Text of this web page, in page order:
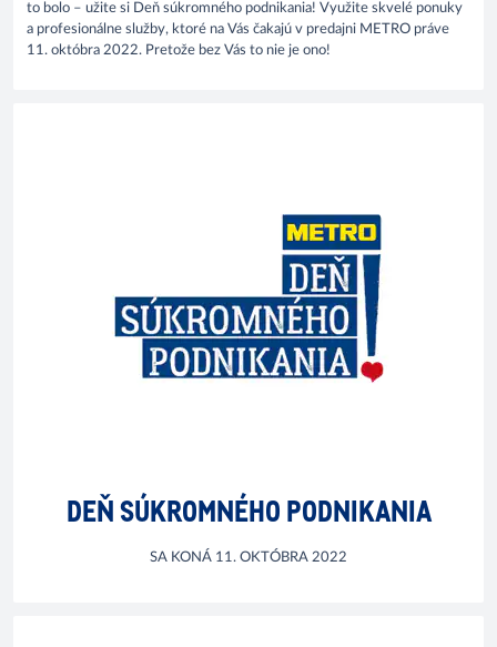
to bolo – užite si Deň súkromného podnikania! Využite skvelé ponuky
a profesionálne služby, ktoré na Vás čakajú v predajni METRO práve
11. októbra 2022. Pretože bez Vás to nie je ono!
DEŇ SÚKROMNÉHO PODNIKANIA
SA KONÁ 11. OKTÓBRA 2022